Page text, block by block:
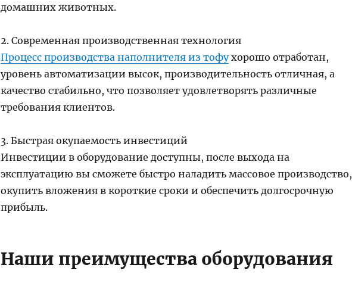
домашних животных.
2. Современная производственная технология
Процесс производства наполнителя из тофухорошо отработан,
уровень автоматизации высок, производительность отличная, а
качество стабильно, что позволяет удовлетворять различные
требования клиентов.
3. Быстрая окупаемость инвестиций
Инвестиции в оборудование доступны, после выхода на
эксплуатацию вы сможете быстро наладить массовое производство,
окупить вложения в короткие сроки и обеспечить долгосрочную
прибыль.
Наши преимущества оборудования